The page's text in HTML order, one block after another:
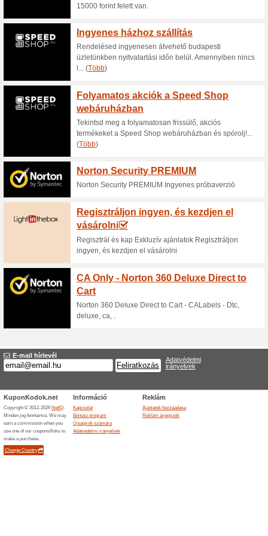
Aktuális
Kiárusítás akár - 20
oldalon
50% működött Akcio
A Digiexpert.hu
kedvezményt is talál a
Ajándékok
72% működött Akcio
Egyes tükörreflexes
Ingyenes szállítás